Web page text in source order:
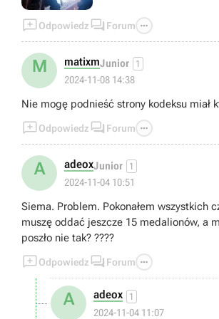
Odpowiedz  Forum 
M matixmJunior 1
2024-11-08 14:38
Nie mogę podnieść strony kodeksu miał
Odpowiedz  Forum 
A adeoxJunior 1
2024-11-04 10:51
Siema. Problem. Pokonałem wszystkich
muszę oddać jeszcze 15 medalionów, a
poszło nie tak? ????
Odpowiedz  Forum 
A adeox 1
2024-11-04 11:07